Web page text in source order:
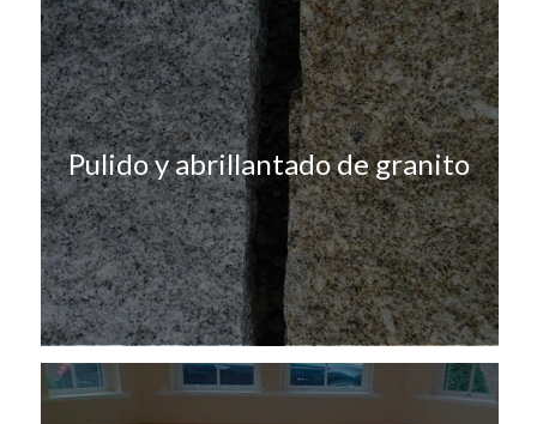
Pulido y abrillantado de granito